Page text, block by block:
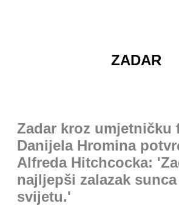
ZADAR
Zadar kroz umjetničku
Danijela Hromina
Alfreda Hitchcocka:
najljepši zalazak
svijetu.'